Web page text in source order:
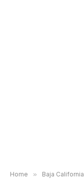
Home » Baja California